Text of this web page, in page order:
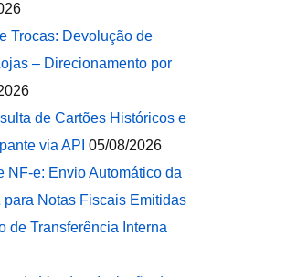
Trocas: Devolução de
– Direcionamento por
de Cartões Históricos e
via API 05/08/2026
NF-e: Envio Automático da
para Notas Fiscais Emitidas
de Transferência Interna